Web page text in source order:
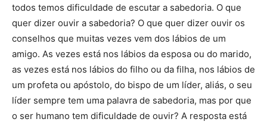
todos temos dificuldade de escutar a sabedoria. O que
quer dizer ouvir a sabedoria? O que quer dizer ouvir os
conselhos que muitas vezes vem dos lábios de um
amigo. As vezes está nos lábios da esposa ou do marido,
as vezes está nos lábios do filho ou da filha, nos lábios de
um profeta ou apóstolo, do bispo de um líder, aliás, o seu
líder sempre tem uma palavra de sabedoria, mas por que
o ser humano tem dificuldade de ouvir? A resposta está